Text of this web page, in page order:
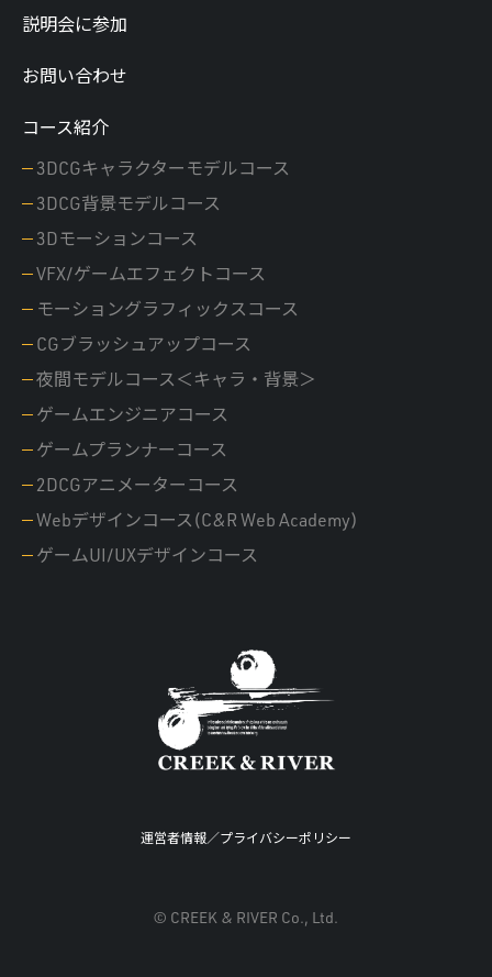
説明会に参加
お問い合わせ
コース紹介
3DCGキャラクターモデルコース
3DCG背景モデルコース
3Dモーションコース
VFX/ゲームエフェクトコース
モーショングラフィックスコース
CGブラッシュアップコース
夜間モデルコース＜キャラ・背景＞
ゲームエンジニアコース
ゲームプランナーコース
2DCGアニメーターコース
Webデザインコース(C&R Web Academy)
ゲームUI/UXデザインコース
運営者情報／プライバシーポリシー
© CREEK & RIVER Co., Ltd.